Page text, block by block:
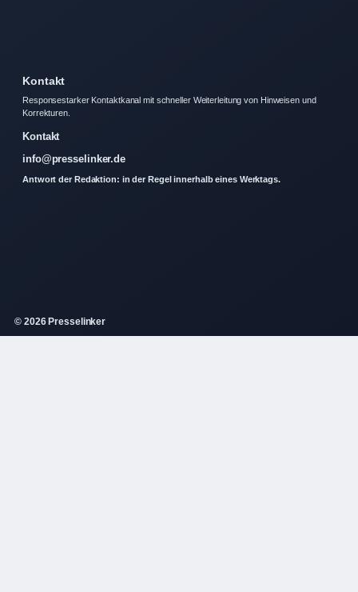
Kontakt
Responsestarker Kontaktkanal mit schneller Weiterleitung von Hinweisen und
Korrekturen.
Kontakt
info@presselinker.de
Antwort der Redaktion: in der Regel innerhalb eines Werktags.
© 2026 Presselinker